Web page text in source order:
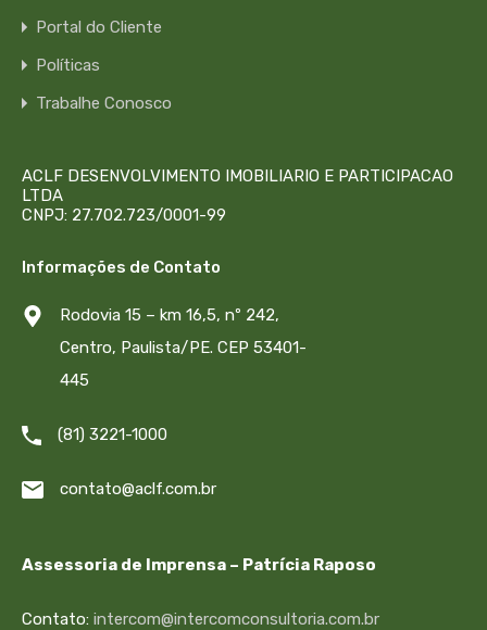
Portal do Cliente
Políticas
Trabalhe Conosco
ACLF DESENVOLVIMENTO IMOBILIARIO E PARTICIPACAO
LTDA
CNPJ: 27.702.723/0001-99
Informações de Contato
Rodovia 15 – km 16,5, nº 242,
Centro, Paulista/PE. CEP 53401-
445
(81) 3221-1000
contato@aclf.com.br
Assessoria de Imprensa – Patrícia Raposo
Contato: intercom@intercomconsultoria.com.br